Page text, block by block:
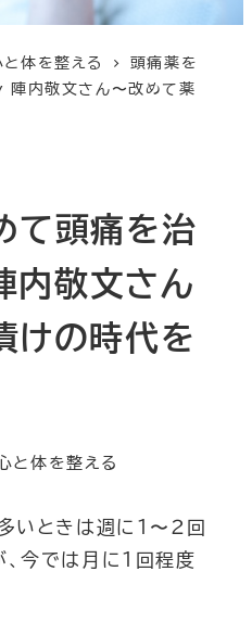
と体を整える
頭痛薬を
内敬文さん〜改めて薬
て頭痛を治
内敬文さん
けの時代を
リー
と体を整える
いときは週に１〜２回
今では月に１回程度